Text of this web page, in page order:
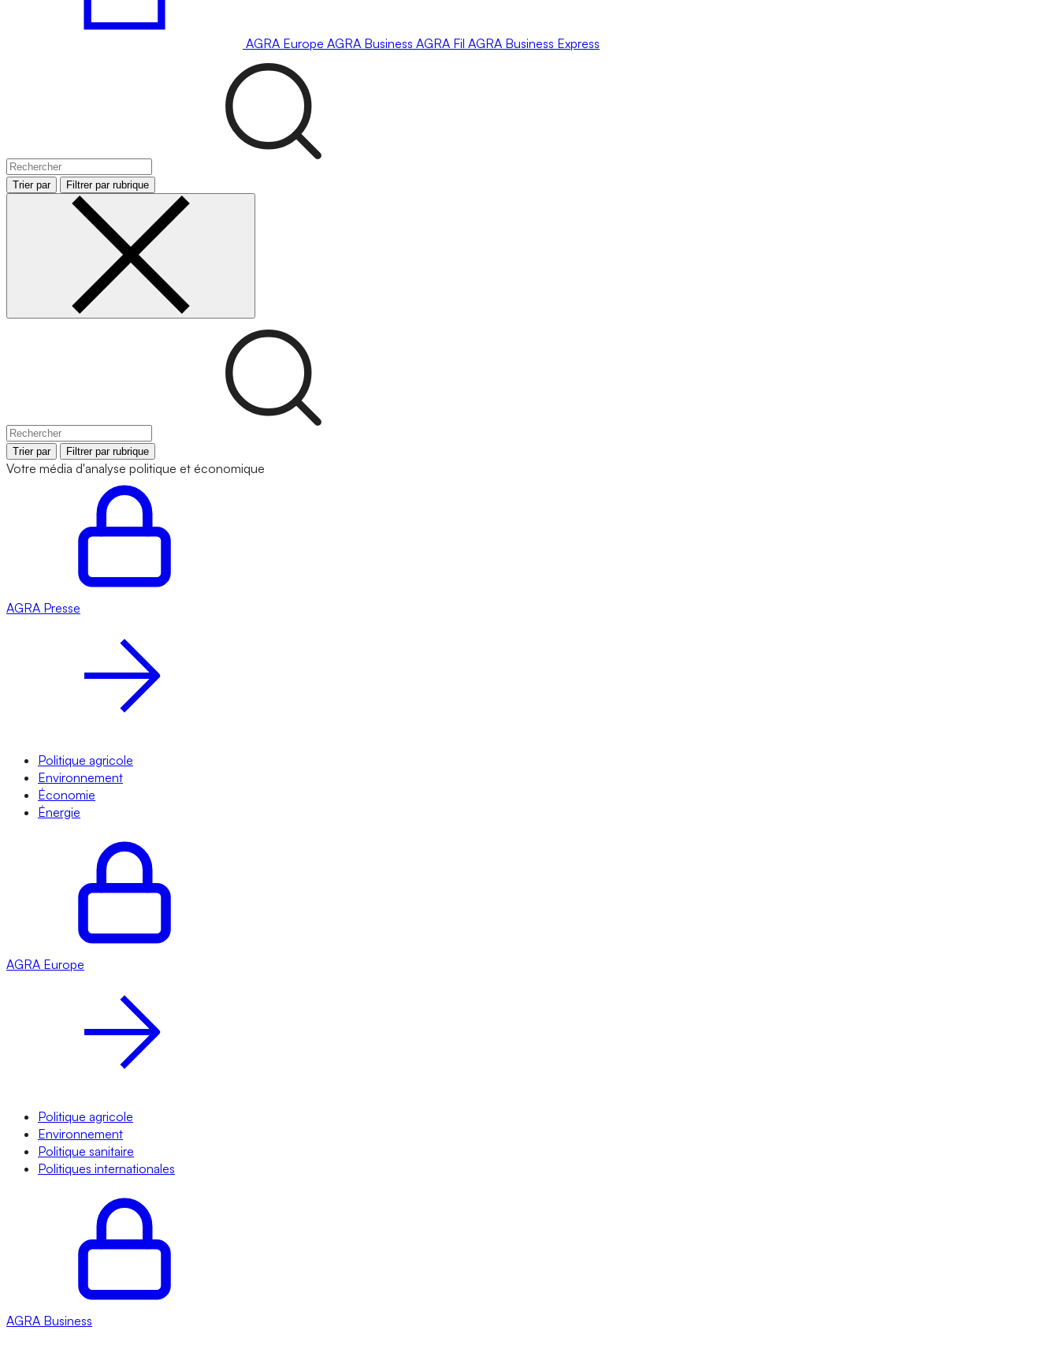
AGRA Europe AGRA Business AGRA Fil AGRA Business Express
Trier par Filtrer par rubrique
Trier par Filtrer par rubrique
Votre média d'analyse politique et économique
AGRA Presse
Politique agricole
Environnement
Économie
Énergie
AGRA Europe
Politique agricole
Environnement
Politique sanitaire
Politiques internationales
AGRA Business